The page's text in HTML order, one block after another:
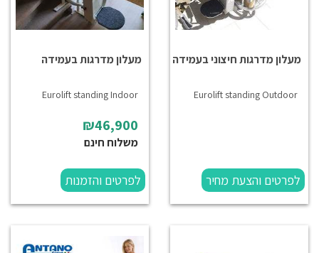
מעלון מדרגות חיצוני בעמידה
Eurolift standing Outdoor
לפרטים והצעת מחיר
מעלון מדרגות בעמידה
Eurolift standing Indoor
₪46,900
משלוח חינם
לפרטים והזמנות